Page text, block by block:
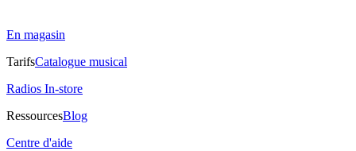
En magasin
TarifsCatalogue musical
Radios In-store
RessourcesBlog
Centre d'aide